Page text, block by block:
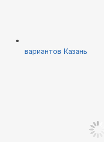
вариантов Казань